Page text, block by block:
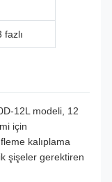
fazlı
12L modeli, 12
için
kalıplama
şişeler gerektiren